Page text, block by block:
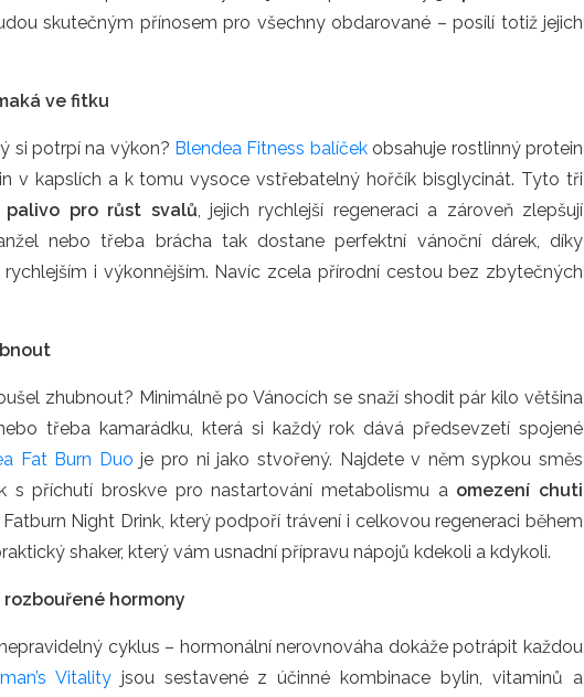
skutečným přínosem pro všechny obdarované – posílí totiž jejich
ve fitku
si potrpí na výkon? Blendea Fitness balíčekobsahuje rostlinný protein
v kapslích a k tomu vysoce vstřebatelný hořčík bisglycinát. Tyto tři
palivo pro růst svalů, jejich rychlejší regeneraci a zároveň zlepšují
nebo třeba brácha tak dostane perfektní vánoční dárek, díky
rychlejším i výkonnějším. Navíc zcela přírodní cestou bez zbytečných
zhubnout? Minimálně po Vánocích se snaží shodit pár kilo většina
třeba kamarádku, která si každý rok dává předsevzetí spojené
Fat Burn Duo je pro ni jako stvořený. Najdete v něm sypkou směs
s příchutí broskve pro nastartování metabolismu a omezení chuti
Night Drink, který podpoří trávení i celkovou regeneraci během
shaker, který vám usnadní přípravu nápojů kdekoli a kdykoli.
hormony
cyklus – hormonální nerovnováha dokáže potrápit každou
Vitalityjsou sestavené z účinné kombinace bylin, vitaminů a